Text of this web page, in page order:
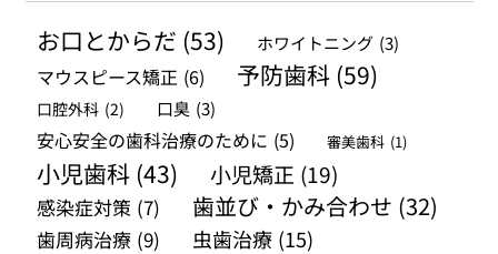
ブお口とからだ (53) ホワイトニング (3)
マウスピース矯正 (6) 予防歯科 (59)
口腔外科 (2) 口臭 (3)
安心安全の歯科治療のために (5) 審美歯科 (1)
小児歯科 (43) 小児矯正 (19)
感染症対策 (7) 歯並び・かみ合わせ (32)
歯周病治療 (9) 虫歯治療 (15)